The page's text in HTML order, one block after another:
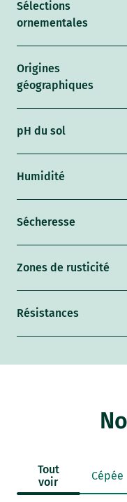
Sélections
ornementales
Origines
géographiques
pH du sol
Humidité
Sécheresse
Zones de rusticité
Résistances
Tout
voir
Cépée